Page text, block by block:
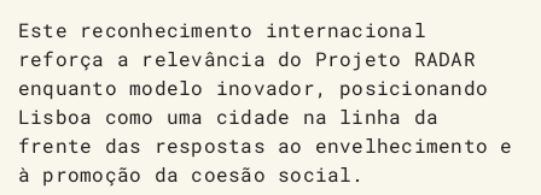
Este reconhecimento internacional
reforça a relevância do Projeto RADAR
enquanto modelo inovador, posicionando
Lisboa como uma cidade na linha da
frente das respostas ao envelhecimento e
à promoção da coesão social.